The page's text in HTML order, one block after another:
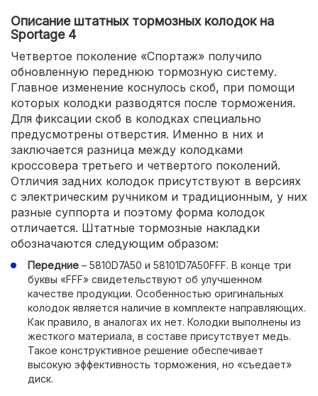
Описание штатных тормозных колодок на
Sportage 4
Четвертое поколение «Спортаж» получило
обновленную переднюю тормозную систему.
Главное изменение коснулось скоб, при помощи
которых колодки разводятся после торможения.
Для фиксации скоб в колодках специально
предусмотрены отверстия. Именно в них и
заключается разница между колодками
кроссовера третьего и четвертого поколений.
Отличия задних колодок присутствуют в версиях
с электрическим ручником и традиционным, у них
разные суппорта и поэтому форма колодок
отличается. Штатные тормозные накладки
обозначаются следующим образом:
Передние – 5810D7A50 и 58101D7A50FFF. В конце три
буквы «FFF» свидетельствуют об улучшенном
качестве продукции. Особенностью оригинальных
колодок является наличие в комплекте направляющих.
Как правило, в аналогах их нет. Колодки выполнены из
жесткого материала, в составе присутствует медь.
Такое конструктивное решение обеспечивает
высокую эффективность торможения, но «съедает»
диск.